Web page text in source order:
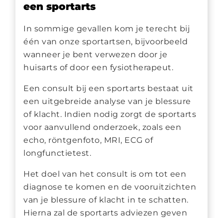
een sportarts
In sommige gevallen kom je terecht bij
één van onze sportartsen, bijvoorbeeld
wanneer je bent verwezen door je
huisarts of door een fysiotherapeut.
Een consult bij een sportarts bestaat uit
een uitgebreide analyse van je blessure
of klacht. Indien nodig zorgt de sportarts
voor aanvullend onderzoek, zoals een
echo, röntgenfoto, MRI, ECG of
longfunctietest.
Het doel van het consult is om tot een
diagnose te komen en de vooruitzichten
van je blessure of klacht in te schatten.
Hierna zal de sportarts adviezen geven